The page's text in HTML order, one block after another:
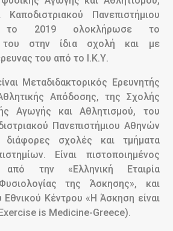
Πανεπιστήμιου
2019 ολοκλήρωσε το
του στην ίδια σχολή και με
του από το Ι.Κ.Υ.
Μεταδιδακτορικός Ερευνητής
Απόδοσης, της Σχολής
Αγωγής και Αθλητισμού, του
Πανεπιστήμιου Αθηνών
διάφορες σχολές και τμήματα
Είναι πιστοποιημένος
από την «Ελληνική Εταιρία
της Άσκησης», και
Εθνικού Κέντρου «Η Άσκηση είναι
is Medicine-Greece).